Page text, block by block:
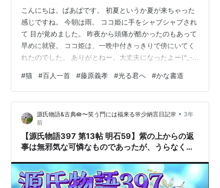
こんにちは。ばあばです。 初夏というか夏が来ちゃった
感じですね。 今朝は雨。 ココ姫に手をシャブシャブされ
て 目が覚めました。 昨夜から頭痛が酷かったのもあって
早めに就寝。 ココ姫は、一晩中付きっきりで傍にいてく
れたのでした。 ありがとねー。大丈夫になったよー(^_-)-
命さえ長くもがなと思いけるかな」 書いてみました。
（貴女に逢うためなら、命も惜しくないと思っていたけ
れど、願いが叶った今は、少しでも長く貴女と生きたい
と思うよ） 義孝さん、かっこよ！ 今は、こんなふうにス
トレートに伝えられる人って少なそう。 キザちゃ～キザ
だし、エエ格好し…
#猫 #百人一首 #藤原義孝 #光る君へ #かな書道
源氏物語&古典🪷〜笑う門には福来る🌸少納言日記🌸 • 3年
前
【源氏物語397 第13帖 明石59】紫の上からの返
事は無邪気な可憐なものであったが、うらなくも
ぞ その歌から悔しさも感じられる。